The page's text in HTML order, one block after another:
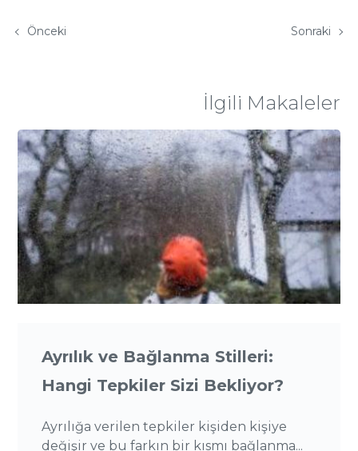
Önceki Sonraki
İlgili Makaleler
Ayrılık ve Bağlanma Stilleri:
Hangi Tepkiler Sizi Bekliyor?
Ayrılığa verilen tepkiler kişiden kişiye
değişir ve bu farkın bir kısmı bağlanma...